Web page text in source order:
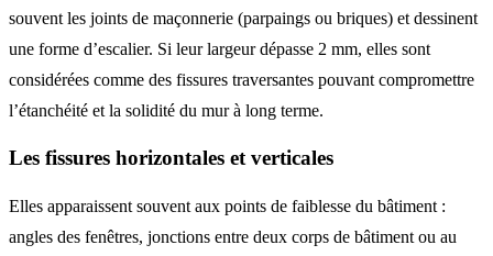
souvent les joints de maçonnerie (parpaings ou briques) et dessinent
une forme d’escalier. Si leur largeur dépasse 2 mm, elles sont
considérées comme des fissures traversantes pouvant compromettre
l’étanchéité et la solidité du mur à long terme.
Les fissures horizontales et verticales
Elles apparaissent souvent aux points de faiblesse du bâtiment :
angles des fenêtres, jonctions entre deux corps de bâtiment ou au